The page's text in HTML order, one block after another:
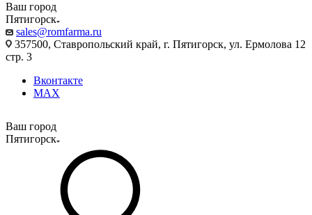
Ваш город
Пятигорск
sales@romfarma.ru
357500, Ставропольский край, г. Пятигорск, ул. Ермолова 12
стр. 3
Вконтакте
MAX
Ваш город
Пятигорск